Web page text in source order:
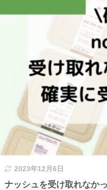
2023年12月6日
ナッシュを受け取れなか